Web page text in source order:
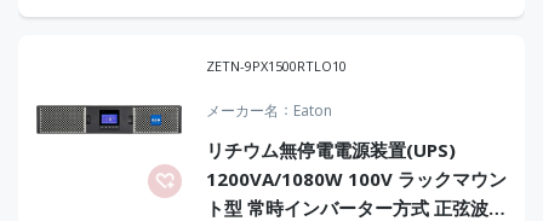
ZETN-9PX1500RTLO10
メーカー名 Eaton
リチウム無停電電源装置(UPS)
1200VA/1080W 100V ラックマウン
ト型 常時インバーター方式 正弦波